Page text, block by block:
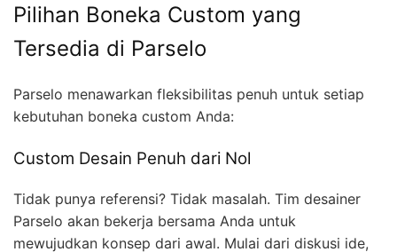
Pilihan Boneka Custom yang
Tersedia di Parselo
Parselo menawarkan fleksibilitas penuh untuk setiap
kebutuhan boneka custom Anda:
Custom Desain Penuh dari Nol
Tidak punya referensi? Tidak masalah. Tim desainer
Parselo akan bekerja bersama Anda untuk
mewujudkan konsep dari awal. Mulai dari diskusi ide,